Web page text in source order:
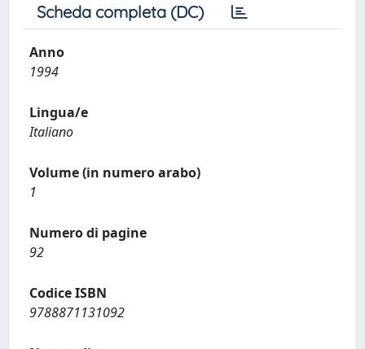
Scheda completa (DC)
Anno
1994
Lingua/e
Italiano
Volume (in numero arabo)
1
Numero di pagine
92
Codice ISBN
9788871131092